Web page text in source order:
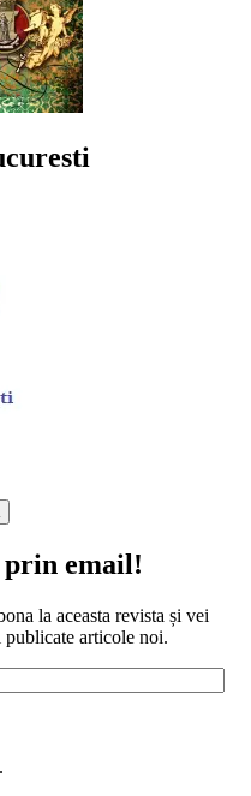
prin email!
la aceasta revista și vei
articole noi.